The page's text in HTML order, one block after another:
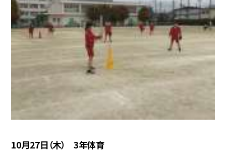
10月27日（木） 3年体育